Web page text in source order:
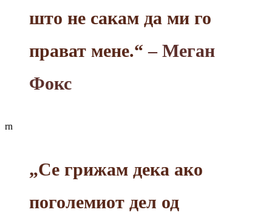
што не сакам да ми го
прават мене.“ – Меган
Фокс
rn
„Се грижам дека ако
поголемиот дел од